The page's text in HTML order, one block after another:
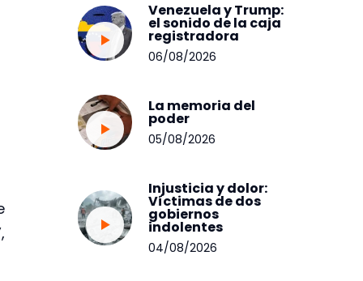
Venezuela y Trump:
el sonido de la caja
registradora
06/08/2026
La memoria del
poder
05/08/2026
Injusticia y dolor:
Víctimas de dos
gobiernos
indolentes
04/08/2026